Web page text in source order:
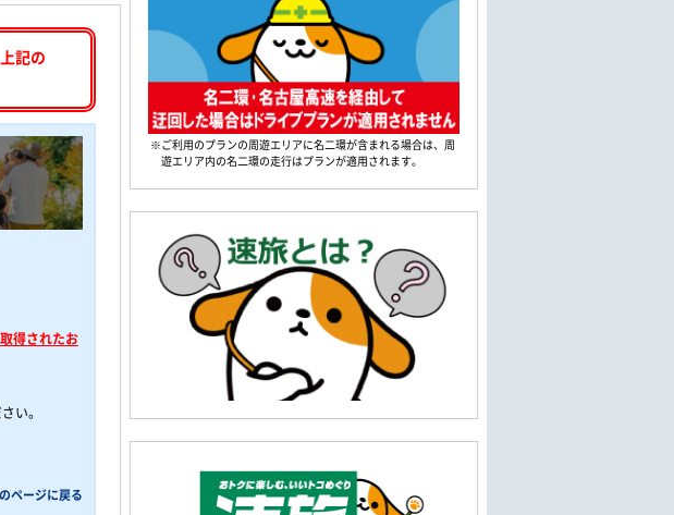
記の
得されたお
い。
ページに戻る
※ご利用のプランの周遊エリアに名二環が含まれる場合は、周
遊エリア内の名二環の走行はプランが適用されます。